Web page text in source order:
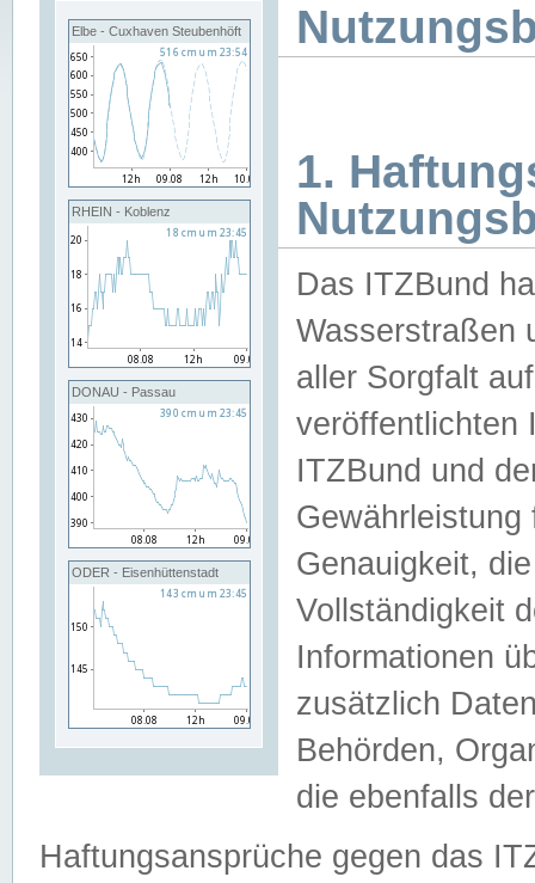
Elbe - Cuxhaven Steubenhöft
RHEIN - Koblenz
DONAU - Passau
ODER - Eisenhüttenstadt
1.
Das ITZBund
Wasserstraßen
aller Sorgfalt
veröffentlichten
ITZBund und
Genauigkeit,
Vollständigkeit
Informationen
zusätzlich
Behörden,
die ebenfalls
Haftungsansprüche gegen das